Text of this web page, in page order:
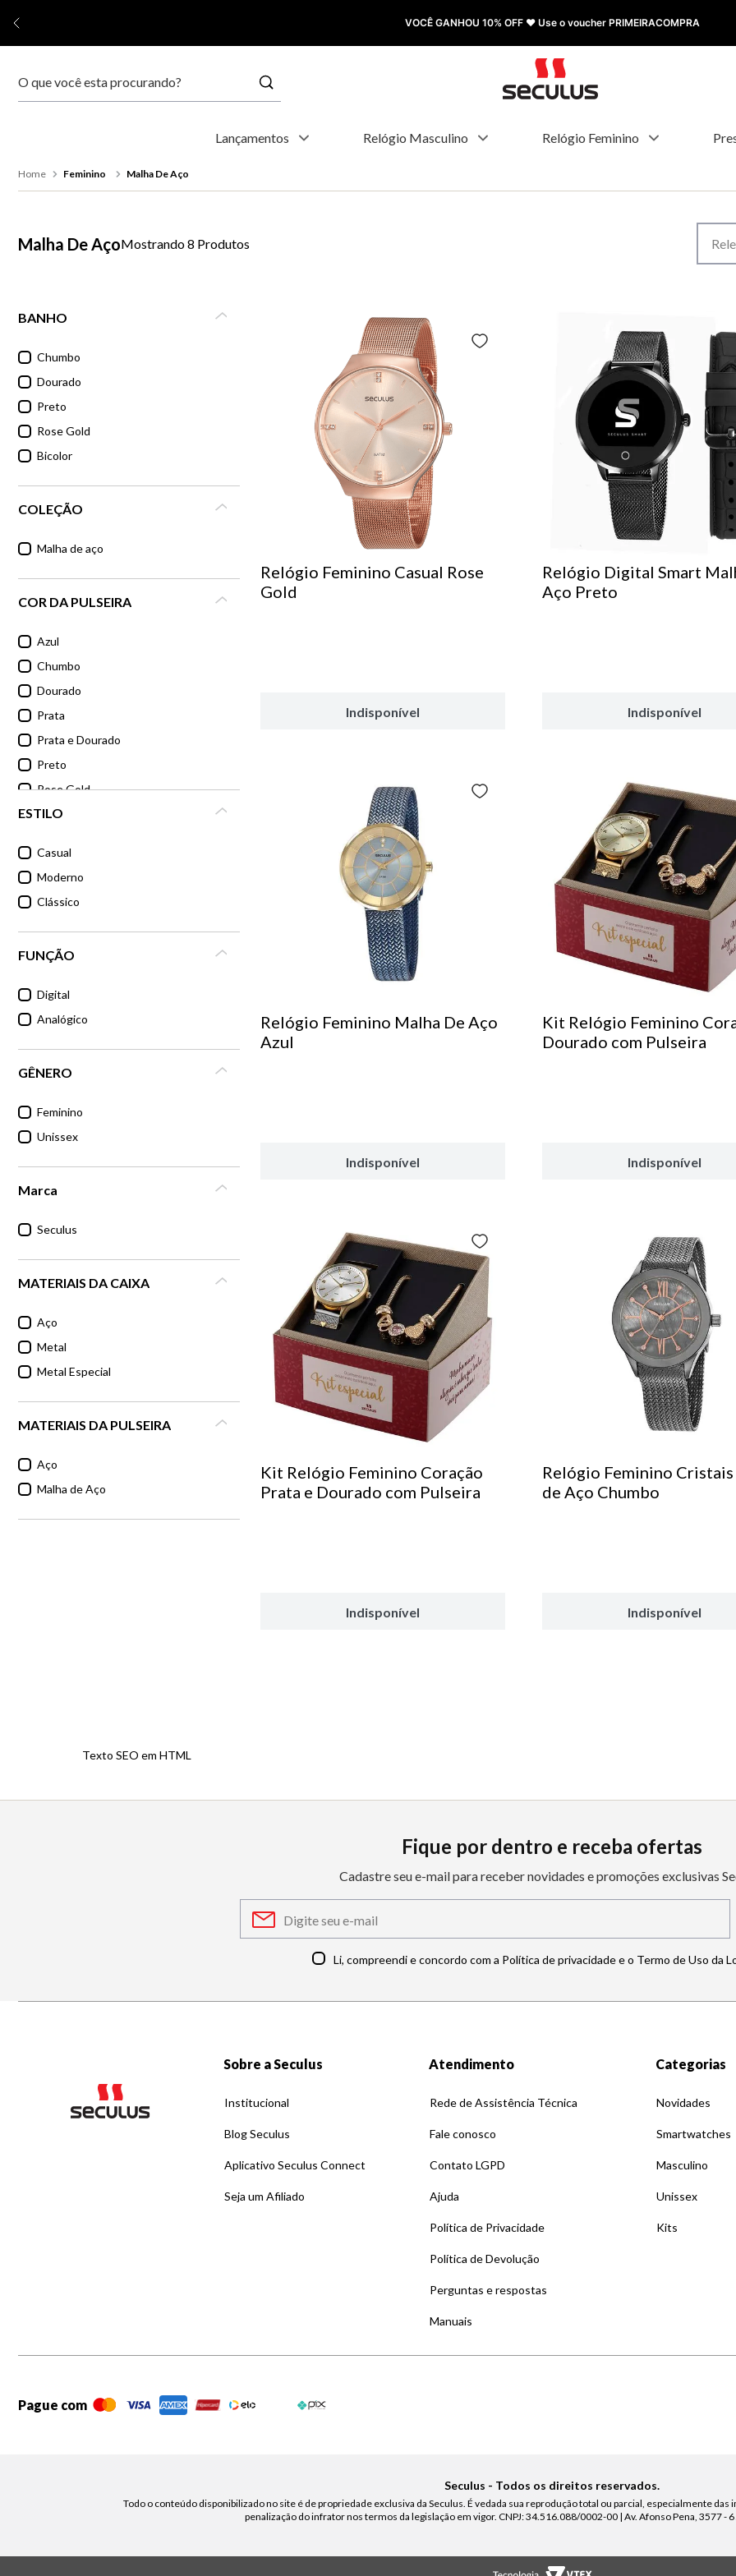
VOCÊ GANHOU 10% OFF ❤️ Use o voucher PRIMEIRACOMPRA
Lançamentos Relógio Masculino Relógio Feminino
Feminino Malha De Aço
Malha De Aço 8 Produtos
BANHO
Chumbo
Dourado
Preto
Rose Gold
Bicolor
COLEÇÃO
Malha de aço
COR DA PULSEIRA
Azul
Chumbo
Dourado
Prata
Prata e Dourado
Preto
Rose Gold
ESTILO
Casual
Moderno
Clássico
FUNÇÃO
Digital
Analógico
GÊNERO
Feminino
Unissex
Marca
Seculus
MATERIAIS DA CAIXA
Aço
Metal
Metal Especial
MATERIAIS DA PULSEIRA
Aço
Malha de Aço
Relógio Feminino Casual Rose
Gold
Indisponível
Relógio Digital Smart
Aço Preto
Indisponível
Relógio Feminino Malha De Aço
Azul
Indisponível
Kit Relógio Feminino
Dourado com Pulseira
Indisponível
Kit Relógio Feminino Coração
Prata e Dourado com Pulseira
Indisponível
Relógio Feminino
de Aço Chumbo
Indisponível
Texto SEO em HTML
Fique por dentro e receba ofertas
Cadastre seu e-mail para receber novidades e promoções exclusivas
Li, compreendi e concordo com a Política de privacidade e o Termo de Uso da
Sobre a Seculus
Institucional
Blog Seculus
Aplicativo Seculus Connect
Seja um Afiliado
Atendimento
Rede de Assistência Técnica
Fale conosco
Contato LGPD
Ajuda
Política de Privacidade
Política de Devolução
Perguntas e respostas
Manuais
Categorias
Novidades
Smartwatches
Masculino
Unissex
Kits
Pague com
Seculus - Todos os direitos reservados.
Todo o conteúdo disponibilizado no site é de propriedade exclusiva da Seculus. É vedada sua reprodução total ou parcial, especialmente
penalização do infrator nos termos da legislação em vigor. CNPJ: 34.516.088/0002-00 | Av. Afonso Pena, 3577 -
1 º relógio feminino
8º quadrado
10º cerâmica